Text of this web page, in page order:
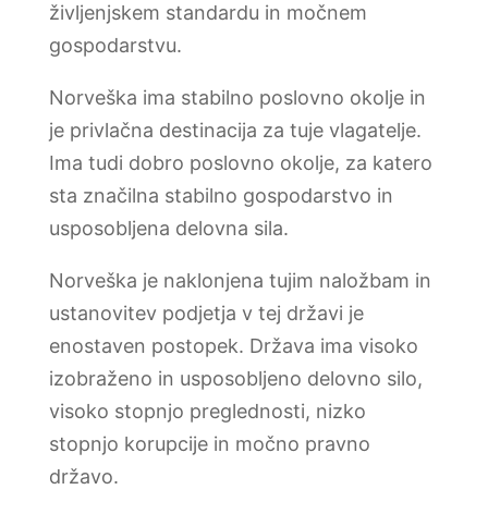
življenjskem standardu in močnem
gospodarstvu.
Norveška ima stabilno poslovno okolje in
je privlačna destinacija za tuje vlagatelje.
Ima tudi dobro poslovno okolje, za katero
sta značilna stabilno gospodarstvo in
usposobljena delovna sila.
Norveška je naklonjena tujim naložbam in
ustanovitev podjetja v tej državi je
enostaven postopek. Država ima visoko
izobraženo in usposobljeno delovno silo,
visoko stopnjo preglednosti, nizko
stopnjo korupcije in močno pravno
državo.